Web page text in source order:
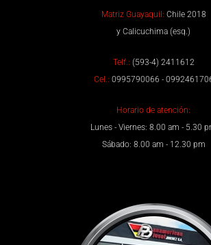
Matriz Guayaquil: Chile 2018
y Calicuchima (esq.)
Telf.: (593-4) 2411612
Cel.: 0995790066 -
Horario de atención:
Lunes - Viernes: 8.00 am - 5.30
Sábado: 8.00 am - 12.30 pm